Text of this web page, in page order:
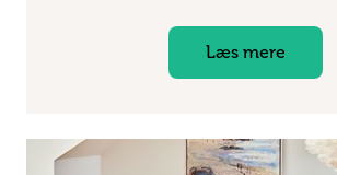
Læs mere